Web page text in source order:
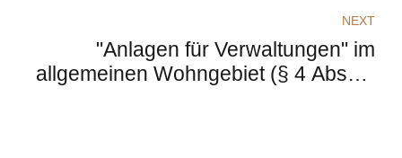
Normenkontrollklage eines Nachbarn
außerhalb des Plangebietes?
NEXT
"Anlagen für Verwaltungen" im
allgemeinen Wohngebiet (§ 4 Absatz